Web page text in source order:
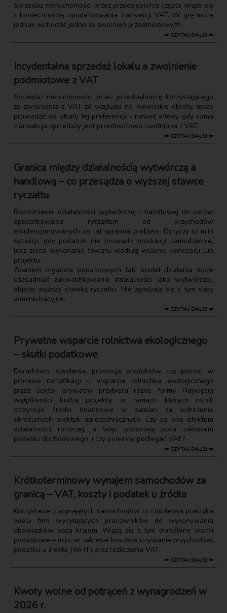
Sprzedaż nieruchomości przez przedsiębiorcę często wiąże się
z koniecznością opodatkowania transakcji VAT. W grę może
jednak wchodzić jedno ze zwolnień przedmiotowych.
⇒ CZYTAJ DALEJ ⇐
Incydentalna sprzedaż lokalu a zwolnienie
podmiotowe z VAT
Sprzedaż nieruchomości przez przedsiębiorcę korzystającego
ze zwolnienia z VAT ze względu na niewielkie obroty, może
prowadzić do utraty tej preferencji – nawet wtedy, gdy sama
transakcja sprzedaży jest przedmiotowo zwolniona z VAT.
⇒ CZYTAJ DALEJ ⇐
Granica między działalnością wytwórczą a
handlową – co przesądza o wyższej stawce
ryczałtu
Rozróżnienie działalności wytwórczej i handlowej do celów
opodatkowania ryczałtem od przychodów
ewidencjonowanych od lat sprawia problem. Dotyczy to m.in
sytuacji, gdy podatnik nie prowadzi produkcji samodzielnie,
lecz zleca wykonanie towaru według własnej koncepcji lub
projektu.
Zdaniem organów podatkowych taki model działania może
uzasadniać zakwalifikowanie działalności jako wytwórczej,
objętej wyższą stawką ryczałtu. Nie zgadzają się z tym sądy
administracyjne.
⇒ CZYTAJ DALEJ ⇐
Prywatne wsparcie rolnictwa ekologicznego
– skutki podatkowe
Doradztwo, szkolenia, promocja produktów czy pomoc w
procesie certyfikacji – wsparcie rolnictwa ekologicznego
przez sektor prywatny przybiera różne formy. Najwięcej
wątpliwości budzą projekty, w ramach których rolnik
otrzymuje środki finansowe w zamian za wdrożenie
określonych praktyk agrotechnicznych. Czy są one efektem
działalności rolniczej, a więc pozostają poza zakresem
podatku dochodowego, i czy powinny podlegać VAT?
⇒ CZYTAJ DALEJ ⇐
Krótkoterminowy wynajem samochodów za
granicą – VAT, koszty i podatek u źródła
Korzystanie z wynajętych samochodów to codzienna praktyka
wielu firm wysyłających pracowników do wykonywania
obowiązków poza krajem. Wiążą się z tym określone skutki
podatkowe – m.in. w zakresie kosztów uzyskania przychodów,
podatku u źródła (WHT) oraz rozliczenia VAT.
⇒ CZYTAJ DALEJ ⇐
Kwoty wolne od potrąceń z wynagrodzeń w
2026 r.